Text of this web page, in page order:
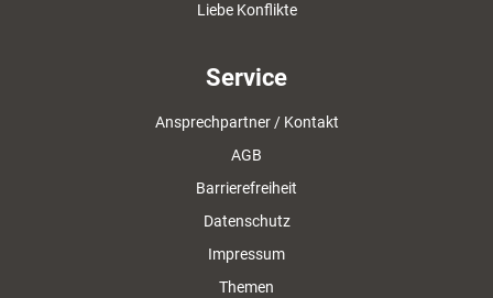
Liebe Konflikte
Service
Ansprechpartner / Kontakt
AGB
Barrierefreiheit
Datenschutz
Impressum
Themen